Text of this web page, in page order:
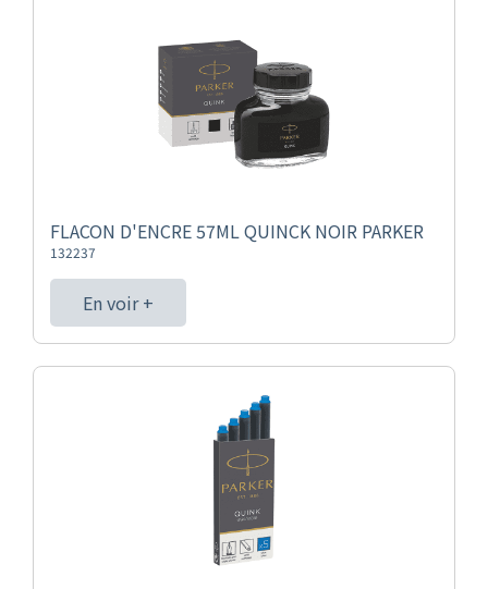
FLACON D'ENCRE 57ML QUINCK NOIR PARKER
132237
En voir +